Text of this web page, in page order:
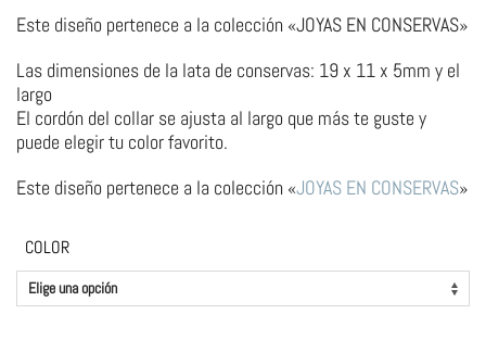
Este diseño pertenece a la colección «JOYAS EN CONSERVAS»
Las dimensiones de la lata de conservas: 19 x 11 x 5mm y el
largo
El cordón del collar se ajusta al largo que más te guste y
puede elegir tu color favorito.
Este diseño pertenece a la colección «JOYAS EN CONSERVAS»
COLOR